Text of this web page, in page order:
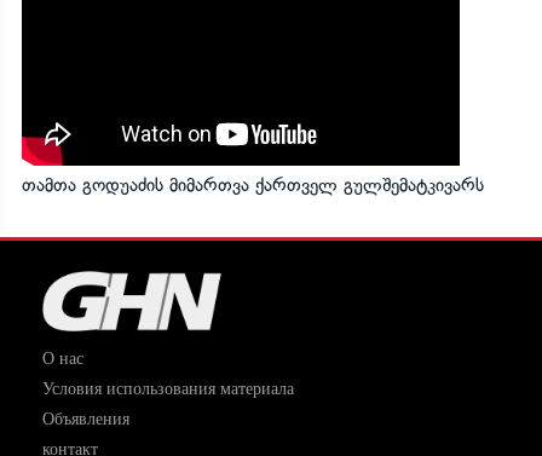
თამთა გოდუაძის მიმართვა ქართველ გულშემატკივარს
О нас
Условия использования материала
Объявления
контакт